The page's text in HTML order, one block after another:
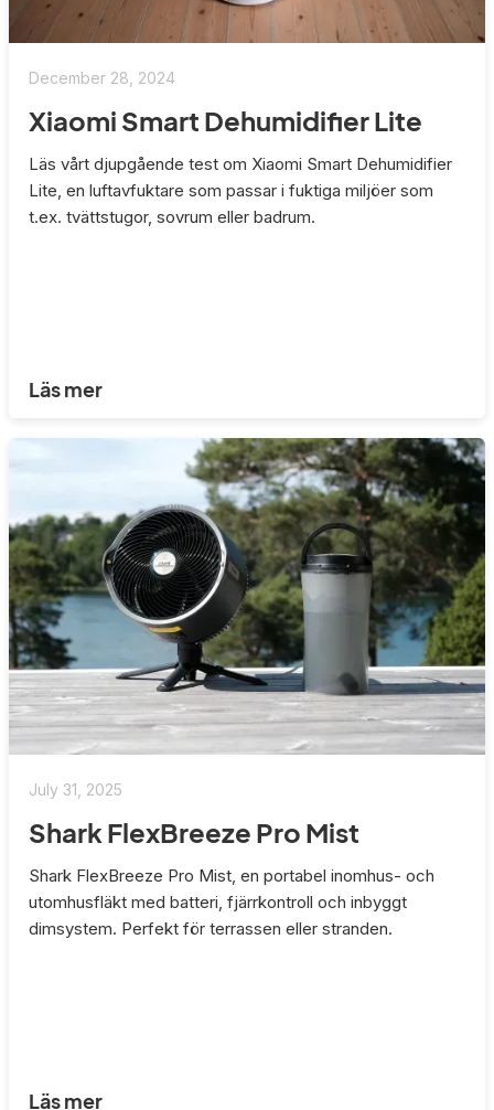
December 28, 2024
Xiaomi Smart Dehumidifier Lite
Läs vårt djupgående test om Xiaomi Smart Dehumidifier
Lite, en luftavfuktare som passar i fuktiga miljöer som
t.ex. tvättstugor, sovrum eller badrum.
Läs mer
July 31, 2025
Shark FlexBreeze Pro Mist
Shark FlexBreeze Pro Mist, en portabel inomhus- och
utomhusfläkt med batteri, fjärrkontroll och inbyggt
dimsystem. Perfekt för terrassen eller stranden.
Läs mer